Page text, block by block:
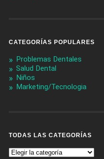
CATEGORÍAS POPULARES
Problemas Dentales
Salud Dental
Niños
Marketing/Tecnologia
TODAS LAS CATEGORÍAS
Todas